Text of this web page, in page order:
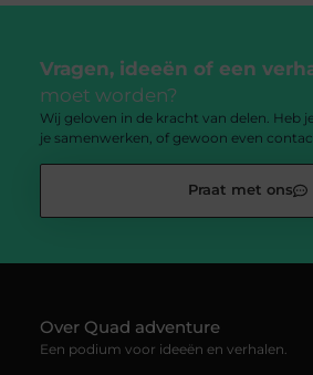
Vragen, ideeën of een
moet worden?
Wij geloven in de kracht van delen. Heb
je samenwerken, of gewoon even
Praat met ons
Over Quad adventure
Een podium voor ideeën en verhalen.